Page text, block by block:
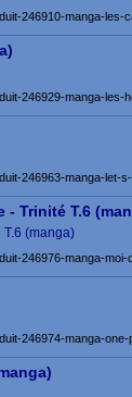
246910-manga-
246929-manga-les-
246963-manga-let-
- Trinité T.6
(manga)
246976-manga-
246974-manga-